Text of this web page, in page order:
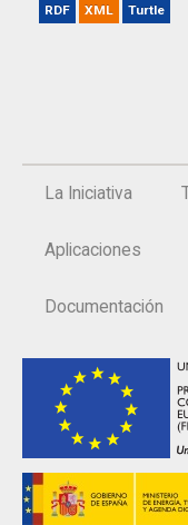
RDF XML Turtle
La Iniciativa
Aplicaciones
Documentación